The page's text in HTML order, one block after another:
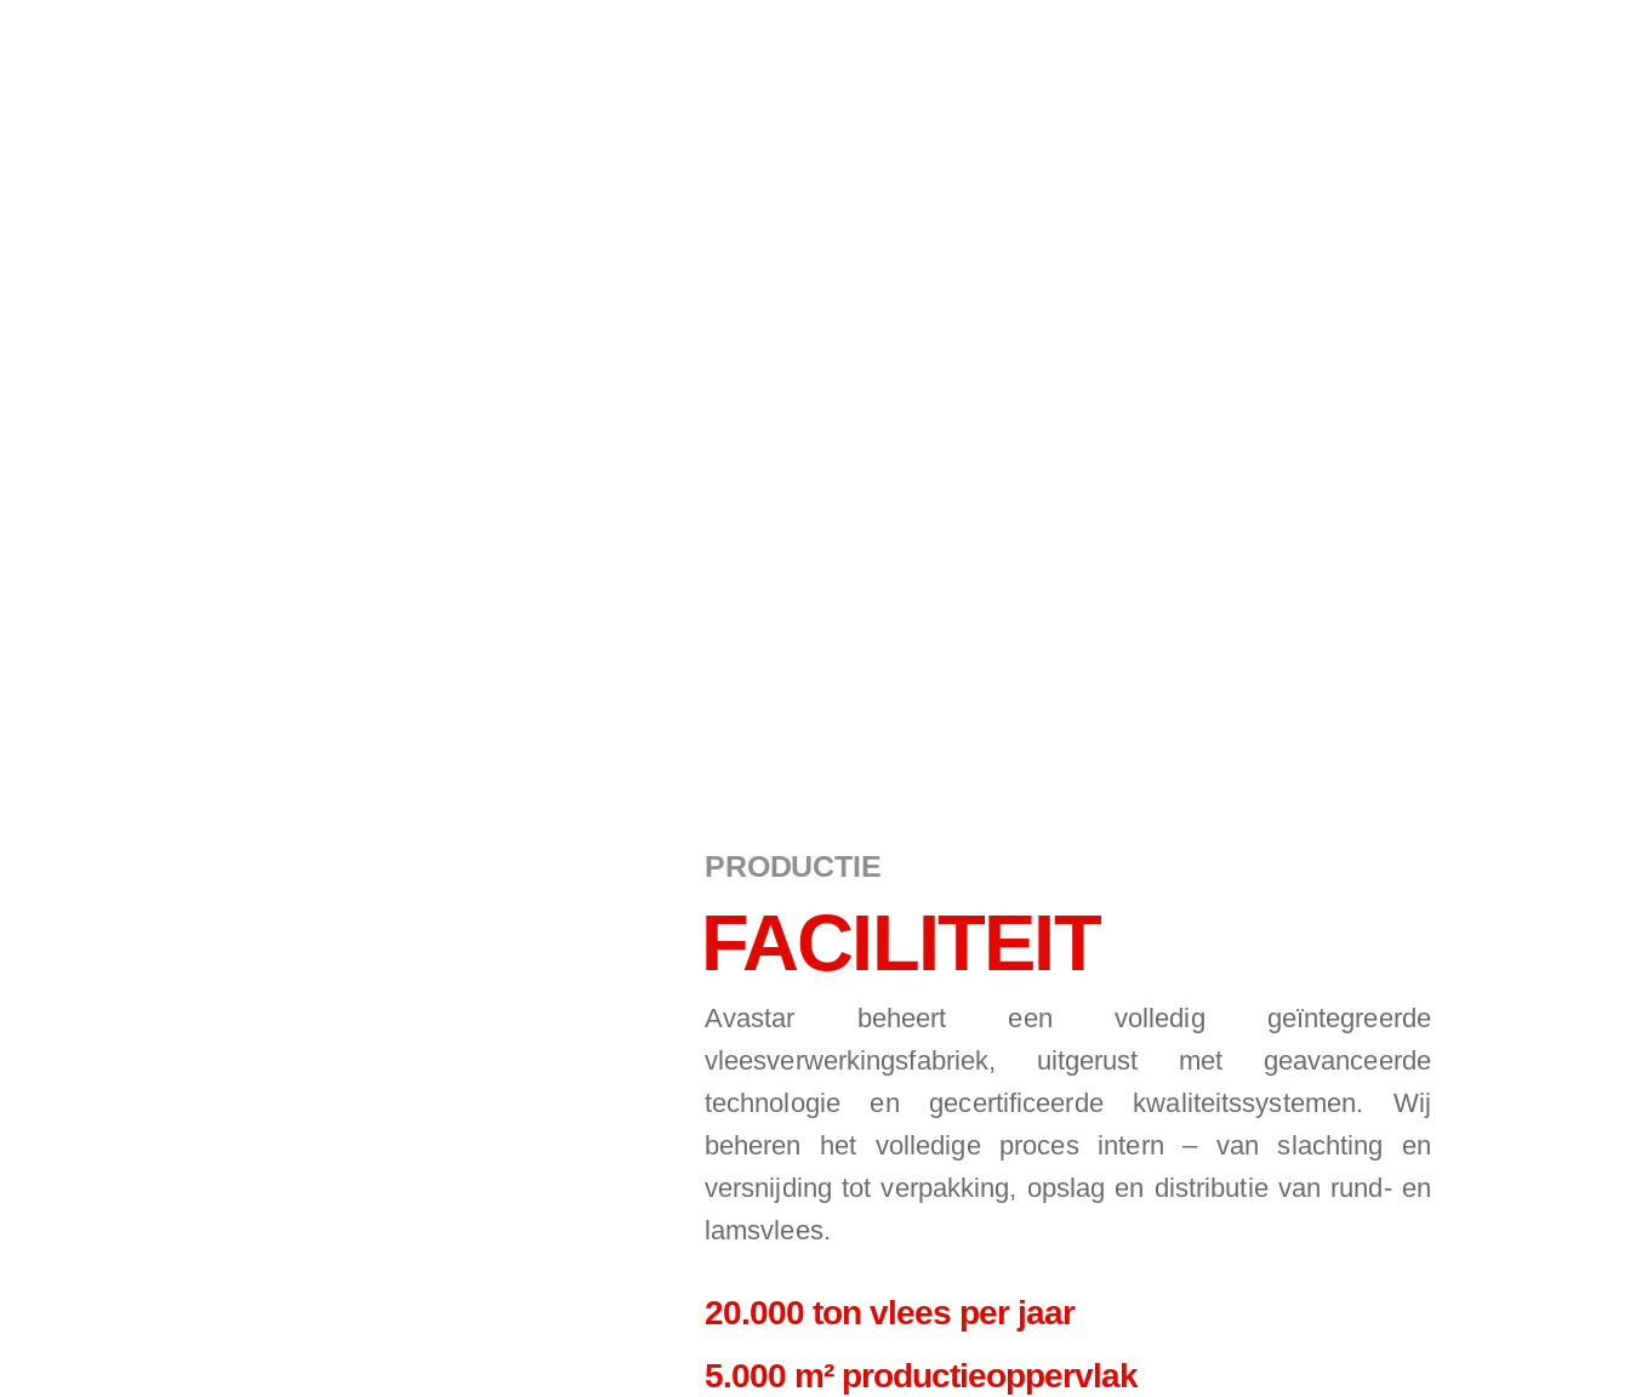
PRODUCTIE
FACILITEIT
Avastar beheert een volledig geïntegreerde
vleesverwerkingsfabriek, uitgerust met geavanceerde
technologie en gecertificeerde kwaliteitssystemen. Wij
beheren het volledige proces intern – van slachting en
versnijding tot verpakking, opslag en distributie van rund- en
lamsvlees.
20.000 ton vlees per jaar
5.000 m² productieoppervlak